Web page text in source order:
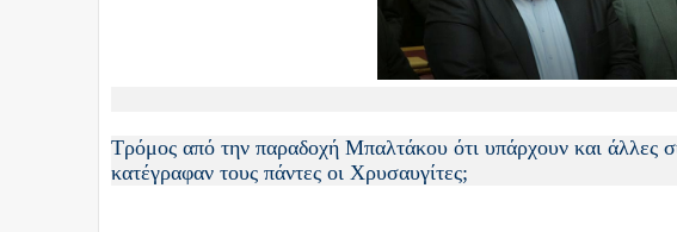
Τρόμος από την παραδοχή Μπαλτάκου ότι υπάρχουν και άλλες
κατέγραφαν τους πάντες οι Χρυσαυγίτες;